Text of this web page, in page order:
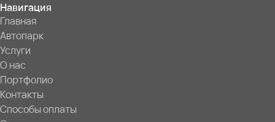
Навигация
Главная
Автопарк
Услуги
О нас
Портфолио
Контакты
Способы оплаты